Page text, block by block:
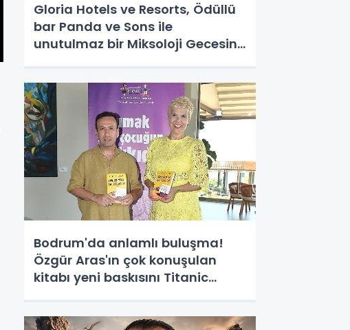
Gloria Hotels ve Resorts, Ödüllü
bar Panda ve Sons ile
unutulmaz bir Miksoloji Gecesine
Bodrum'da anlamlı buluşma!
Özgür Aras'ın çok konuşulan
kitabı yeni baskısını Titanic
kutladı